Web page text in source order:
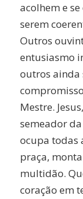
acolhem e
serem
Outros
entusiasmo
outros ainda
Mestre.
semeador
ocupa todas
praça,
multidão.
coração em